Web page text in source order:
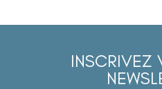
INSCRIVEZ